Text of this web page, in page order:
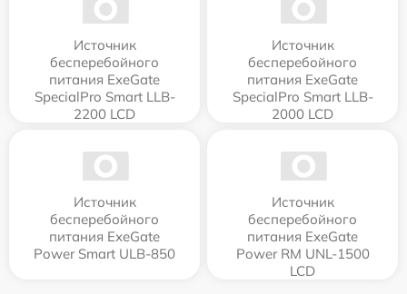
Источник
бесперебойного
питания ExeGate
SpecialPro Smart LLB-
2200 LCD
Источник
бесперебойного
питания ExeGate
SpecialPro Smart LLB-
2000 LCD
Источник
бесперебойного
питания ExeGate
Power Smart ULB-850
Источник
бесперебойного
питания ExeGate
Power RM UNL-1500
LCD